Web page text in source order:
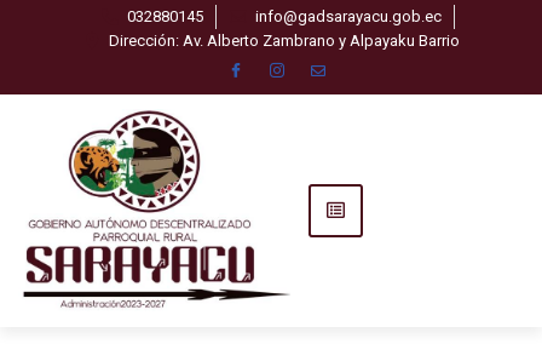
al
032880145
info@gadsarayacu.gob.ec
Dirección: Av. Alberto Zambrano y Alpayaku Barrio